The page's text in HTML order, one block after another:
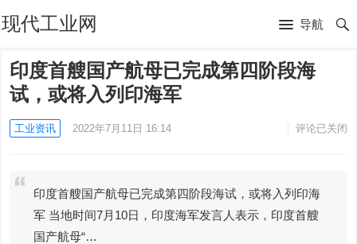
现代工业网 导航
印度首艘国产航母已完成第四阶段海
试，或将入列印海军
工业资讯 2022年7月11日 16:14 评论已关闭
印度首艘国产航母已完成第四阶段海试，或将入列印海
军 当地时间7月10日，印度海军发言人表示，印度首艘
国产航母“…